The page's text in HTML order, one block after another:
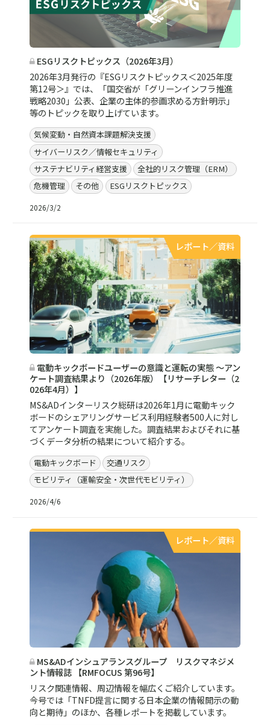
ESGリスクトピックス（2026年3月）
2026年3月発行の『ESGリスクトピックス＜2025年度
第12号＞』では、「国交省が「グリーンインフラ推進
戦略2030」公表、企業の主体的参画求める方針明示」
等のトピックを取り上げています。
気候変動・自然資本課題解決支援
サイバーリスク／情報セキュリティ
サステナビリティ経営支援
全社的リスク管理（ERM）
危機管理
その他 ESGリスクトピックス
2026/3/2
レポート／資料
電動キックボードユーザーの意識と運転の実態 ～アン
ケート調査結果より（2026年版）【リサーチレター（2
026年4月）】
MS&ADインターリスク総研は2026年1月に電動キック
ボードのシェアリングサービス利用経験者500人に対し
てアンケート調査を実施した。調査結果およびそれに基
づくデータ分析の結果について紹介する。
電動キックボード
交通リスク
モビリティ（運輸安全・次世代モビリティ）
2026/4/6
レポート／資料
MS&ADインシュアランスグループ リスクマネジメ
ント情報誌 【RMFOCUS 第96号】
リスク関連情報、周辺情報を幅広くご紹介しています。
今号では「TNFD提言に関する日本企業の情報開示の動
向と期待」のほか、各種レポートを掲載しています。